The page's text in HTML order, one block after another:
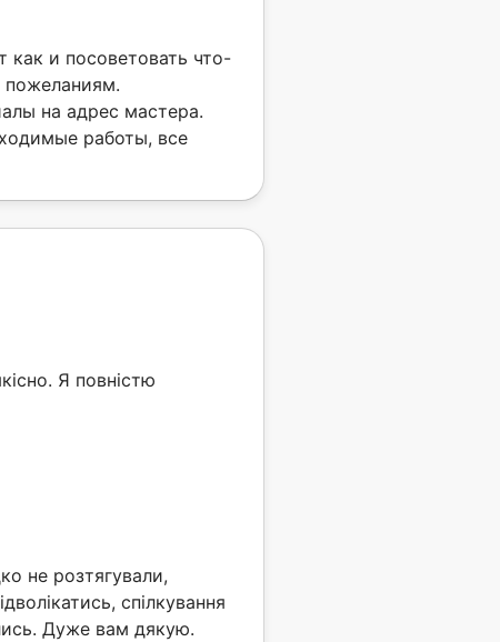
и посоветовать что-
пожеланиям.
на адрес мастера.
работы, все
Я повністю
не розтягували,
спілкування
Дуже вам дякую.